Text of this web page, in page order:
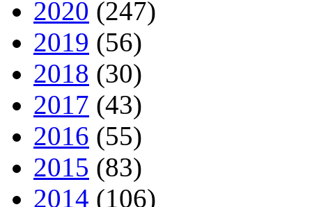
2020 (247)
2019 (56)
2018 (30)
2017 (43)
2016 (55)
2015 (83)
2014 (106)